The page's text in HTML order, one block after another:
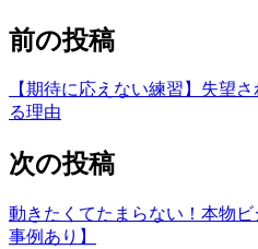
前の投稿
【期待に応えない練習】失望
る理由
次の投稿
動きたくてたまらない！本物
事例あり】